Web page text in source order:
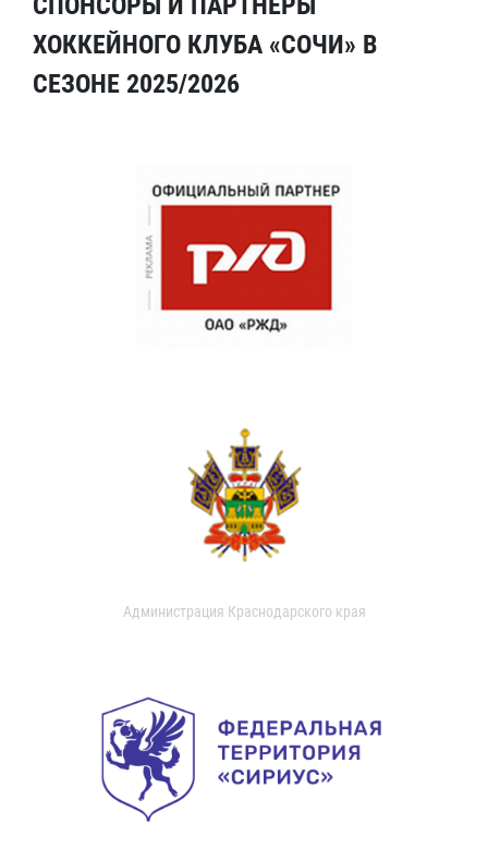
ХОККЕЙНОГО КЛУБА «СОЧИ» В
СЕЗОНЕ 2025/2026
Администрация Краснодарского края